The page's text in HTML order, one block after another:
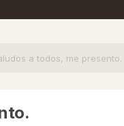
a todos, me presento.